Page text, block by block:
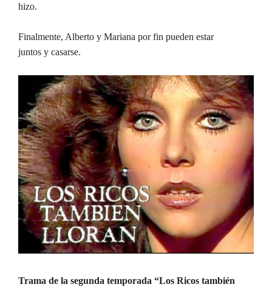
hizo.
Finalmente, Alberto y Mariana por fin pueden estar
juntos y casarse.
Trama de la segunda temporada “Los Ricos también